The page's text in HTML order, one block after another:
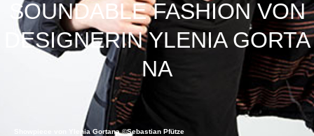
SOUNDABLE FASHION VON
DESIGNERIN YLENIA GORTA
NA
Showpiece von Ylenia Gortana ©Sebastian Pfütze